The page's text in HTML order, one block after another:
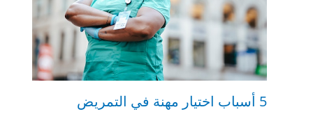
5 أسباب اختيار مهنة في التمريض